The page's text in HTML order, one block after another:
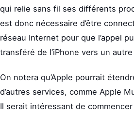
qui relie sans fil ses différents
est donc nécessaire d’être
réseau Internet pour que l’appel
transféré de l’iPhone vers un
On notera qu’Apple pourrait
d’autres services, comme Apple
Il serait intéressant de commencer